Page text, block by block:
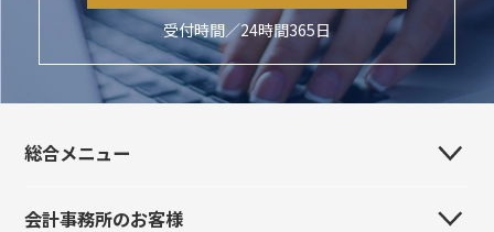
受付時間／24時間365日
総合メニュー
会計事務所のお客様